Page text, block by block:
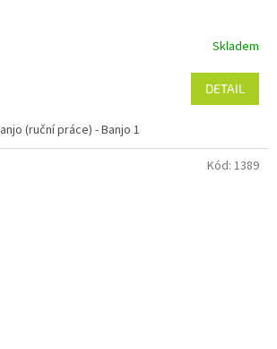
Skladem
DETAIL
(ruční práce) - Banjo 1
Kód: 1389